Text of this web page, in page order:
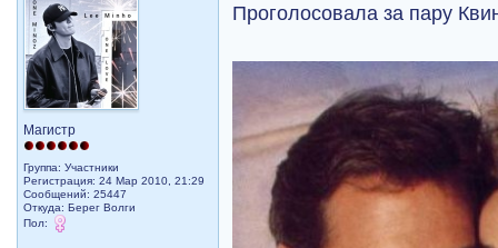
Магистр
Группа: Участники
Регистрация: 24 Мар 2010, 21:29
Сообщений: 25447
Откуда: Берег Волги
Пол:
Проголосовала за пару